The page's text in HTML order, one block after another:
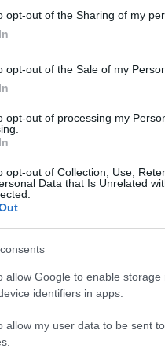
opt-out of the Sharing of my
opt-out of the Sale of my
opt-out of processing my
opt-out of Collection, Use,
Data that Is Unrelated
allow Google to enable
identifiers in apps.
allow my user data to be sent
την
και
από